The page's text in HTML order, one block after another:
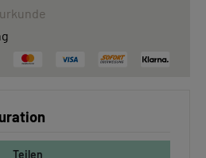
Teilen